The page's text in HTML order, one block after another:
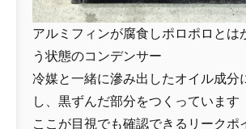
アルミフィンが腐食しポロポロとは
う状態のコンデンサー
冷媒と一緒に滲み出したオイル成分
し、黒ずんだ部分をつくっています
ここが目視でも確認できるリークポ